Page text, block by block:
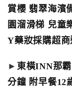
賞櫻 翡翠海濱
園溜滑梯 兒童
Y藥妝採購超
► 東橫INN那
分鐘 附早餐12